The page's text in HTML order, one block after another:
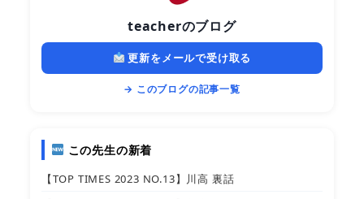
teacherのブログ
更新をメールで受け取る
→ このブログの記事一覧
この先生の新着
【TOP TIMES 2023 NO.13】川高 裏話